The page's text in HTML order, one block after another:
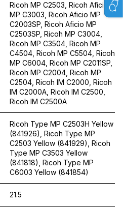
Ricoh MP C2503, Ricoh Aficio
MP C3003, Ricoh Aficio MP
C2003SP, Ricoh Aficio MP
C2503SP, Ricoh MP C3004,
Ricoh MP C3504, Ricoh MP
C4504, Ricoh MP C5504, Ricoh
MP C6004, Ricoh MP C2011SP,
Ricoh MP C2004, Ricoh MP
C2504, Ricoh IM C2000, Ricoh
IM C2000A, Ricoh IM C2500,
Ricoh IM C2500A
Ricoh Type MP C2503H Yellow
(841926), Ricoh Type MP
C2503 Yellow (841929), Ricoh
Type MP C3503 Yellow
(841818), Ricoh Type MP
C6003 Yellow (841854)
21.5